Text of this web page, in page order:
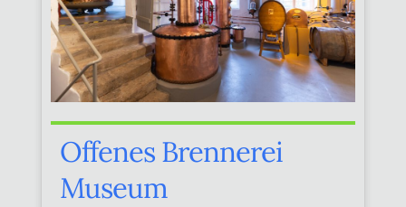
Offenes Brennerei
Museum